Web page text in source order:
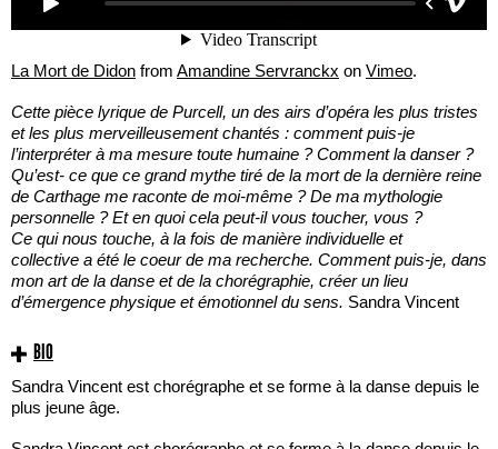
La Mort de Didon from Amandine Servranckx on Vimeo.
Cette pièce lyrique de Purcell, un des airs d’opéra les plus tristes
et les plus merveilleusement chantés : comment puis-je
l’interpréter à ma mesure toute humaine ? Comment la danser ?
Qu’est- ce que ce grand mythe tiré de la mort de la dernière reine
de Carthage me raconte de moi-même ? De ma mythologie
personnelle ? Et en quoi cela peut-il vous toucher, vous ?
Ce qui nous touche, à la fois de manière individuelle et
collective a été le coeur de ma recherche. Comment puis-je, dans
mon art de la danse et de la chorégraphie, créer un lieu
d’émergence physique et émotionnel du sens. Sandra Vincent
BIO
Sandra Vincent est chorégraphe et se forme à la danse depuis le
plus jeune âge.